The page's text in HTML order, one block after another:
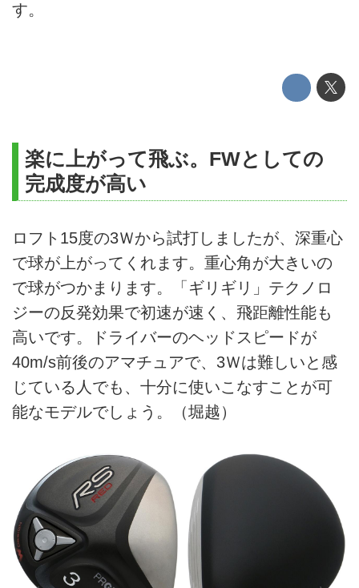
す。
楽に上がって飛ぶ。FWとしての
完成度が高い
ロフト15度の3Ｗから試打しましたが、深重心
で球が上がってくれます。重心角が大きいの
で球がつかまります。「ギリギリ」テクノロ
ジーの反発効果で初速が速く、飛距離性能も
高いです。ドライバーのヘッドスピードが
40m/s前後のアマチュアで、3Ｗは難しいと感
じている人でも、十分に使いこなすことが可
能なモデルでしょう。（堀越）